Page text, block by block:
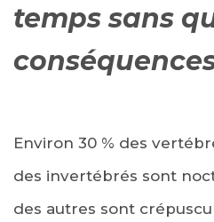
temps sans
Environ 30 % des
des invertébrés sont
des autres sont